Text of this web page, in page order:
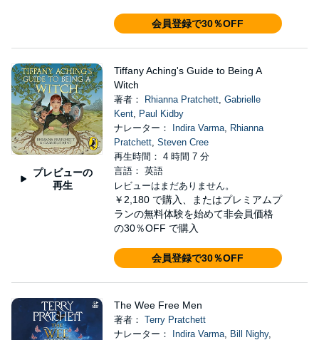
会員登録で30％OFF
プレビューの
再生
Tiffany Aching's Guide to Being A
Witch
著者： Rhianna Pratchett, Gabrielle
Kent, Paul Kidby
ナレーター：
Indira Varma, Rhianna
Pratchett, Steven Cree
再生時間： 4 時間 7 分
言語： 英語
レビューはまだありません。
￥2,180 で購入、またはプレミアムプ
ランの無料体験を始めて非会員価格
の30％OFF で購入
会員登録で30％OFF
The Wee Free Men
著者： Terry Pratchett
ナレーター：
Indira Varma, Bill Nighy,